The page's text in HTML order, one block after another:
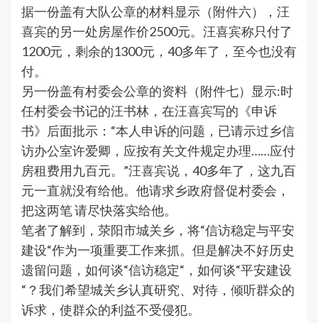
据一份盖有大队公章的材料显示（附件六），汪
喜宾的另一处房屋作价2500元。汪喜宾称只付了
1200元，剩余的1300元，40多年了，至今也没有
付。
另一份盖有村委会公章的资料（附件七）显示:时
任村委会书记的汪书林，在汪喜宾写的《申诉
书》后面批示：“本人申诉的问题，已请示过乡信
访办公室许爱卿，应按有关文件规定办理……应付
房租费用九百元。”汪喜宾说，40多年了，这九百
元一直就没有给他。他请求乡政府督促村委会，
把这两笔 请尽快落实给他。
笔者了解到，荥阳市城关乡，将“信访稳定与平安
建设“作为一项重要工作来抓。但是解决不好历史
遗留问题，如何谈“信访稳定“，如何谈“平安建设
“？我们希望城关乡认真研究、对待，倾听群众的
诉求，使群众的利益不受侵犯。